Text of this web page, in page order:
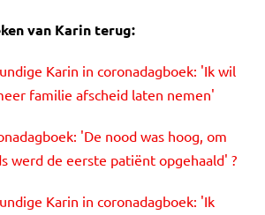
van Karin terug:
Karin in coronadagboek: 'Ik wil
familie afscheid laten nemen'
'De nood was hoog, om
werd de eerste patiënt opgehaald' ?
Karin in coronadagboek: 'Ik